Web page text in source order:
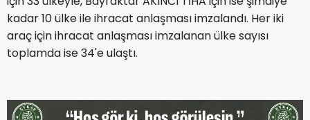
kadar 10 ülke ile ihracat anlaşması imzalandı. Her iki
araç için ihracat anlaşması imzalanan ülke sayısı
toplamda ise 34'e ulaştı.